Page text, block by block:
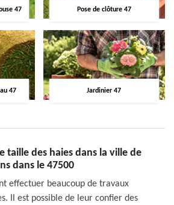
47 Pose de clôture 47
47 Jardinier 47
taille des haies dans la ville de
dans le 47500
effectuer beaucoup de travaux
Il est possible de leur confier des